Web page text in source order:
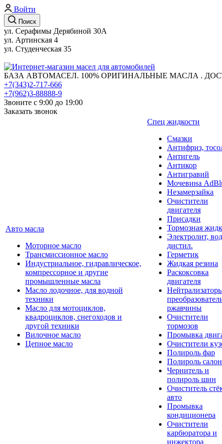
Войти
Поиск
ул. Серафимы Дерябиной 30А
ул. Артинская 4
ул. Студенческая 35
БАЗА АВТОМАСЕЛ. 100% ОРИГИНАЛЬНЫЕ МАСЛА .
+7(343)2-717-666
+7(962)3-88888-9
Звоните с 9:00 до 19:00
Заказать звонок
Авто масла
Моторное масло
Трансмиссионное масло
Индустриальное, гидравлическое,
компрессорное и другие
промышленные масла
Масло лодочное, для водной
техники
Масло для мотоциклов,
квадроциклов, снегоходов и
другой техники
Вилочное масло
Цепное масло
Спец жидкости
Смазки
Антифриз,
Антигель
Антикор
Антигравий
Мочевина
Незамерзайка
Очистители
двигателя
Присадки
Тормозная
Электролит,
дистил.
Герметик
Жидкая резина
Раскоксовка
двигателя
ржавчины
Очистители
тормозов
Промывка
Очистители
Полироль фар
Полироль
Чернитель и
полироль шин
Очиститель
авто
Промывка
кондиционера
Очистители
карбюратора и
инжектора